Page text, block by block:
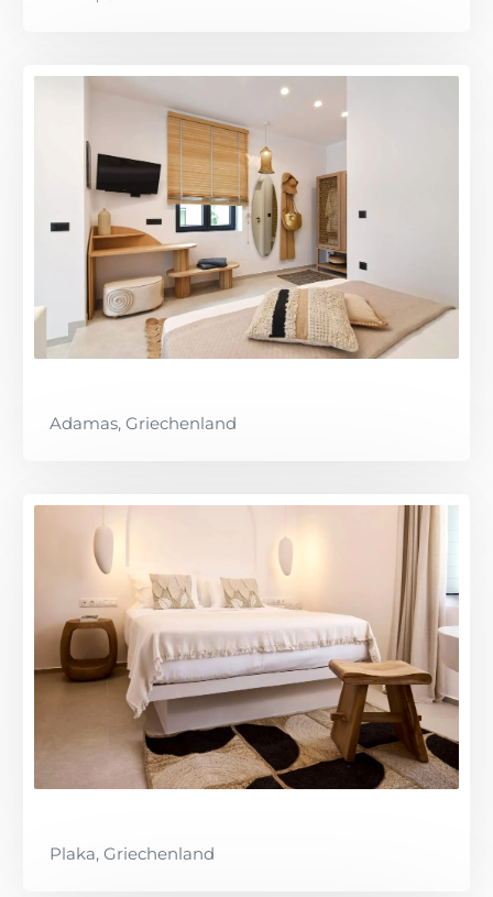
Adamas, Griechenland
Plaka, Griechenland